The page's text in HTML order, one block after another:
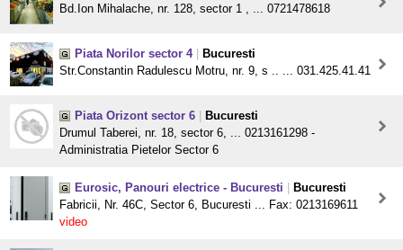
Bd.Ion Mihalache, nr. 128, sector 1 , ... 0721478618
Piata Norilor sector 4
Bucuresti
Str.Constantin Radulescu Motru, nr. 9, s .. ... 031.425.41.41
Piata Orizont sector 6
Bucuresti
Drumul Taberei, nr. 18, sector 6, ... 0213161298 -
Administratia Pietelor Sector 6
Eurosic, Panouri electrice - Bucuresti
Bucuresti
Fabricii, Nr. 46C, Sector 6, Bucuresti ... Fax: 0213169611
video